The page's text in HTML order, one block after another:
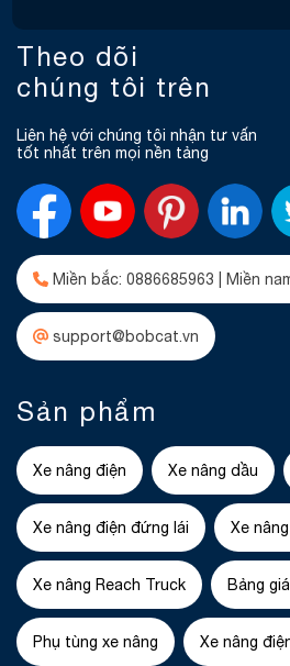
Theo dõi
chúng tôi trên
Liên hệ với chúng tôi nhận tư vấn
tốt nhất trên mọi nền tảng
Miền bắc: 0886685963 | Miền
support@bobcat.vn
Sản phẩm
Xe nâng điện Xe nâng dầu
Xe nâng điện đứng lái Xe
Xe nâng Reach Truck Bảng
Phụ tùng xe nâng Xe nâng